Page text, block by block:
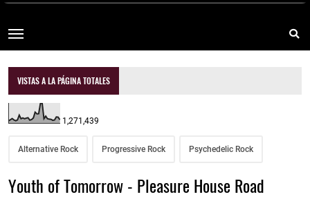
VISTAS A LA PÁGINA TOTALES
1,271,439
Alternative Rock Progressive Rock Psychedelic Rock
Youth of Tomorrow - Pleasure House Road